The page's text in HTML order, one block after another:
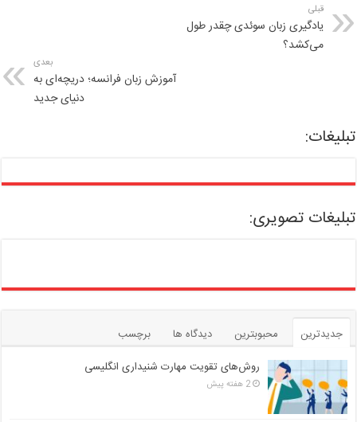
قبلی
یادگیری زبان سوئدی چقدر طول
می‌کشد؟
بعدی
آموزش زبان فرانسه؛ دریچه‌ای به
دنیای جدید
تبلیغات:
تبلیغات تصویری:
جدیدترین محبوبترین دیدگاه ها
برچسب
روش‌های تقویت مهارت شنیداری انگلیسی
2 هفته پیش